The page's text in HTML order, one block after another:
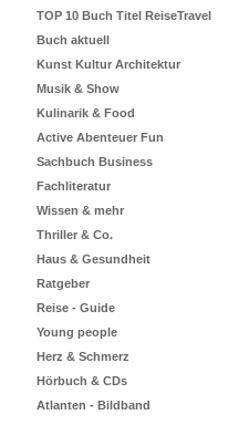
TOP 10 Buch Titel ReiseTravel
Buch aktuell
Kunst Kultur Architektur
Musik & Show
Kulinarik & Food
Active Abenteuer Fun
Sachbuch Business
Fachliteratur
Wissen & mehr
Thriller & Co.
Haus & Gesundheit
Ratgeber
Reise - Guide
Young people
Herz & Schmerz
Hörbuch & CDs
Atlanten - Bildband